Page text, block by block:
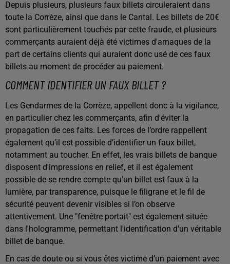
Depuis plusieurs, plusieurs faux billets circuleraient dans
toute la Corrèze, ainsi que dans le Cantal. Les billets de 20€
sont particulièrement touchés par cette fraude, et plusieurs
commerçants auraient déjà été victimes d'arnaques de la
part de certains clients qui auraient donc usé de ces faux
billets au moment de procéder au paiement.
COMMENT IDENTIFIER UN FAUX BILLET ?
Les Gendarmes de la Corrèze, appellent donc à la vigilance,
en particulier chez les commerçants, afin d'éviter la
propagation de ces faits. Les forces de l’ordre rappellent
également qu’il est possible d’identifier un faux billet,
notamment au toucher. En effet, les vrais billets de banque
disposent d'impressions en relief, et il est également
possible de se rendre compte qu'un billet est faux à la
lumière, par transparence, puisque le filigrane et le fil de
sécurité peuvent devenir visibles si l’on observe
attentivement. Une "fenêtre portait" est également située
dans l'hologramme, permettant l'identification d'un véritable
billet de banque.
En cas de doute ou si vous êtes victime d’un paiement avec